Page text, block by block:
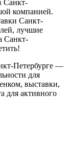
Санкт-
компанией.
Санкт-
лучшие
Санкт-
Петербурге —
для
выставки,
для активного